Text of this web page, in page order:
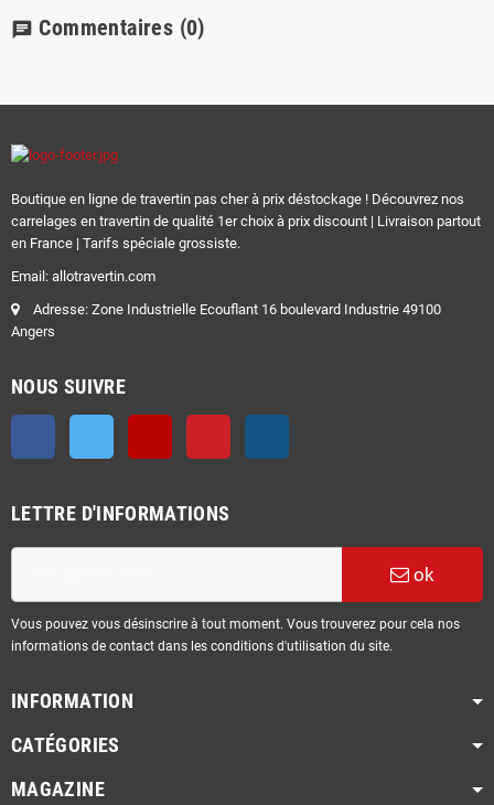
chat Commentaires (0)
Boutique en ligne de travertin pas cher à prix déstockage ! Découvrez nos
carrelages en travertin de qualité 1er choix à prix discount | Livraison partout
en France | Tarifs spéciale grossiste.
Email: allotravertin.com
Adresse: Zone Industrielle Ecouflant 16 boulevard Industrie 49100
Angers
NOUS SUIVRE
Facebook Twitter YouTube
LETTRE D'INFORMATIONS
ok
Vous pouvez vous désinscrire à tout moment. Vous trouverez pour cela nos
informations de contact dans les conditions d'utilisation du site.
INFORMATION
CATÉGORIES
MAGAZINE